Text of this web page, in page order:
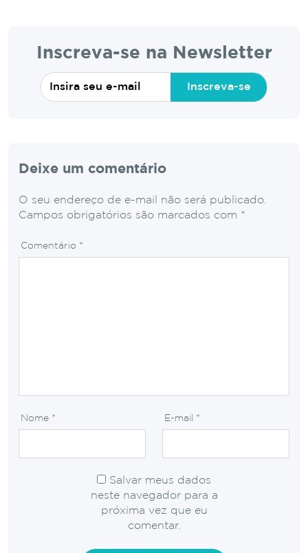
Inscreva-se na Newsletter
Inscreva-se
Deixe um comentário
O seu endereço de e-mail não será publicado.
Campos obrigatórios são marcados com *
Comentário *
Nome * E-mail *
Salvar meus dados
neste navegador para a
próxima vez que eu
comentar.